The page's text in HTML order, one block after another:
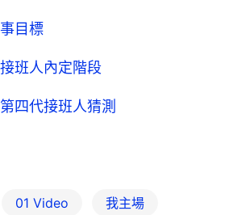
目標
班人內定階段
四代接班人猜測
01 Video 我主場